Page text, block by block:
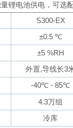
锂电池供电，可选
S300-EX
±0.5 ℃
±5 %RH
外置,导线长3
-40℃ - 85℃
4.3万组
冷库